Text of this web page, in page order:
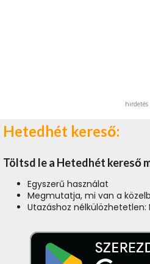
hirdetés
Hetedhét kereső:
Töltsd le a Hetedhét kereső
Egyszerű használat
Megmutatja, mi van a
Utazáshoz